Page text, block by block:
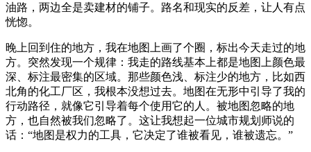
油路，两边全是卖建材的铺子。路名和现实的反差，让人有点
恍惚。
晚上回到住的地方，我在地图上画了个圈，标出今天走过的地
方。突然发现一个规律：我走的路线基本上都是地图上颜色最
深、标注最密集的区域。那些颜色浅、标注少的地方，比如西
北角的化工厂区，我根本没想过去。地图在无形中引导了我的
行动路径，就像它引导着每个使用它的人。被地图忽略的地
方，也自然被我们忽略了。这让我想起一位城市规划师说的
话：“地图是权力的工具，它决定了谁被看见，谁被遗忘。”